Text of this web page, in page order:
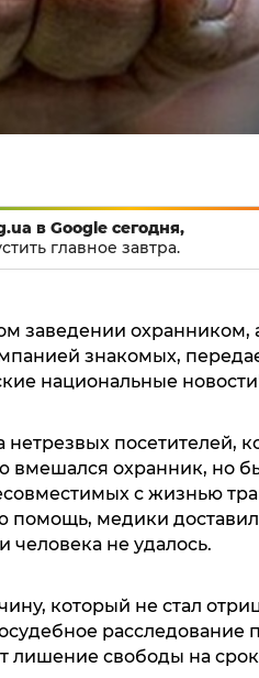
в Google сегодня,
главное завтра.
заведении охранником,
знакомых,
национальные
нетрезвых посетителей,
вмешался охранник, но
с жизнью
помощь, медики
человека не удалось.
который не стал
расследование по
свободы на срок